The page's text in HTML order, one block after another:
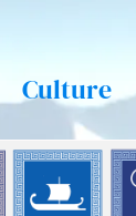
Culture